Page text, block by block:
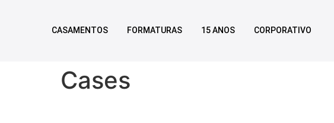
CASAMENTOS FORMATURAS 15 ANOS CORPORATIVO
Cases